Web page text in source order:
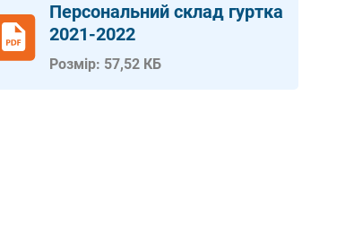
Персональний склад гуртка
2021-2022
Розмір: 57,52 КБ